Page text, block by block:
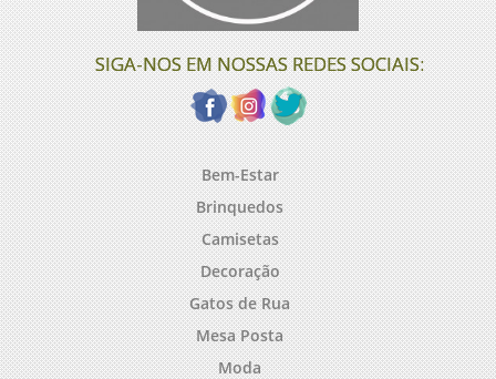
SIGA-NOS EM NOSSAS REDES SOCIAIS:
Bem-Estar
Brinquedos
Camisetas
Decoração
Gatos de Rua
Mesa Posta
Moda